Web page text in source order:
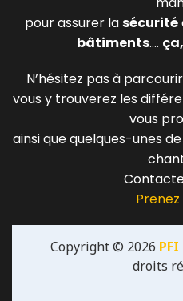
pour assurer lasécurité
bâtiments....
N’hésitez pas à
vous y trouverez les
vous
ainsi que quelques-unes
Prenez
Copyright © 2026
droits